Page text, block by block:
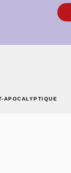
APOCALYPTIQUE